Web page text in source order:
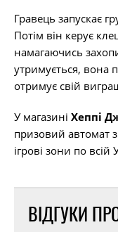
Гравець запускає
Потім він керує
намагаючись
утримується, вона
отримує свій
У магазині Хеппі
призовий автомат
ігрові зони по всій
ВІДГУКИ